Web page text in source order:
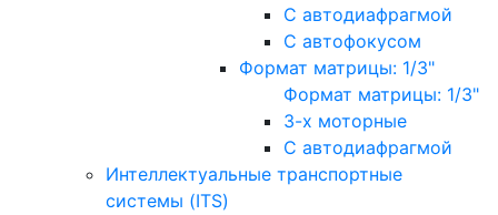
С автодиафрагмой
С автофокусом
Формат матрицы: 1/3"
Формат матрицы: 1/3"
3-х моторные
С автодиафрагмой
Интеллектуальные транспортные
системы (ITS)